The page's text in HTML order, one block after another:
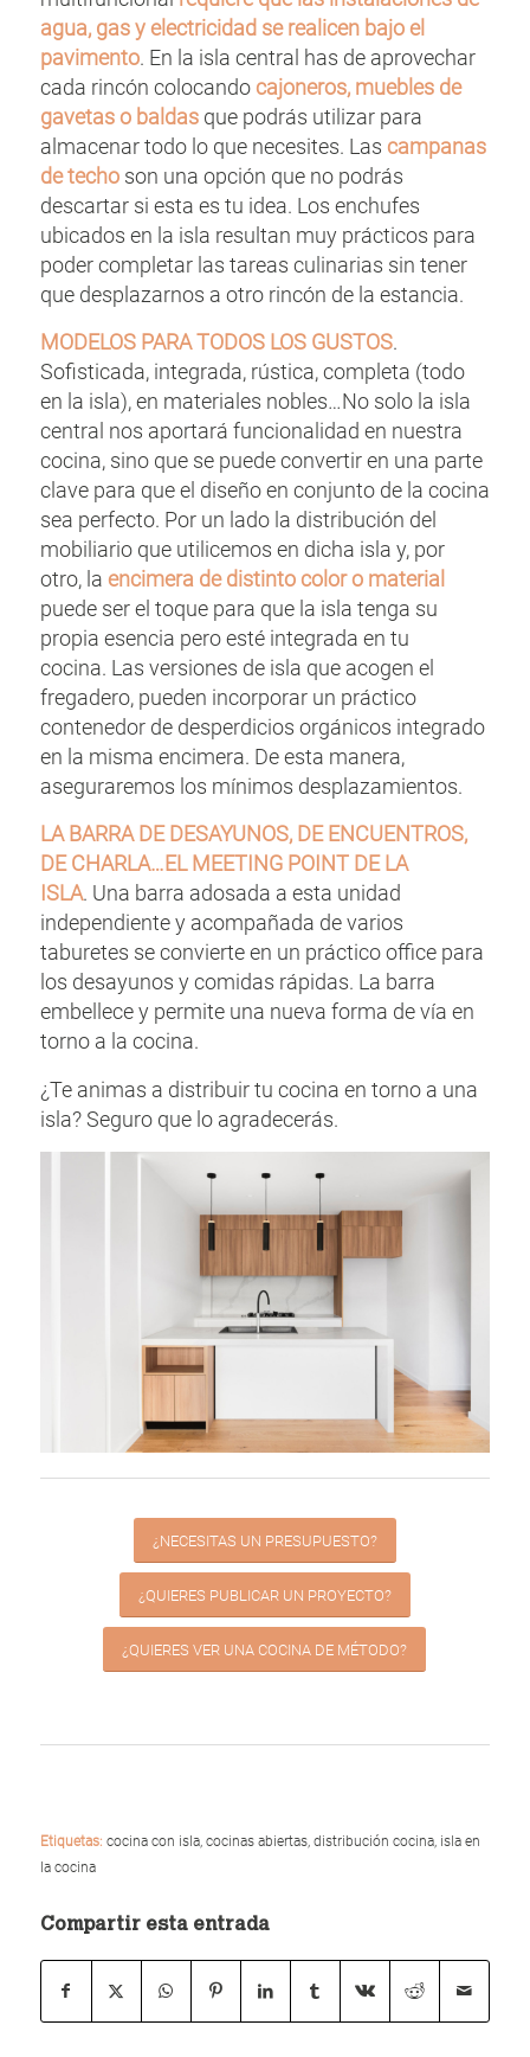
agua, gas y electricidad se realicen bajo el
pavimento. En la isla central has de aprovechar
cada rincón colocando cajoneros, muebles de
gavetas o baldasque podrás utilizar para
almacenar todo lo que necesites. Las campanas
de techoson una opción que no podrás
descartar si esta es tu idea. Los enchufes
ubicados en la isla resultan muy prácticos para
poder completar las tareas culinarias sin tener
que desplazarnos a otro rincón de la estancia.
MODELOS PARA TODOS LOS GUSTOS.
Sofisticada, integrada, rústica, completa (todo
en la isla), en materiales nobles…No solo la isla
central nos aportará funcionalidad en nuestra
cocina, sino que se puede convertir en una parte
clave para que el diseño en conjunto de la cocina
sea perfecto. Por un lado la distribución del
mobiliario que utilicemos en dicha isla y, por
otro, la encimera de distinto color o material
puede ser el toque para que la isla tenga su
propia esencia pero esté integrada en tu
cocina. Las versiones de isla que acogen el
fregadero, pueden incorporar un práctico
contenedor de desperdicios orgánicos integrado
en la misma encimera. De esta manera,
aseguraremos los mínimos desplazamientos.
LA BARRA DE DESAYUNOS, DE ENCUENTROS,
DE CHARLA…EL MEETING POINT DE LA
ISLA. Una barra adosada a esta unidad
independiente y acompañada de varios
taburetes se convierte en un práctico office para
los desayunos y comidas rápidas. La barra
embellece y permite una nueva forma de vía en
torno a la cocina.
¿Te animas a distribuir tu cocina en torno a una
isla? Seguro que lo agradecerás.
¿NECESITAS UN PRESUPUESTO?
¿QUIERES PUBLICAR UN PROYECTO?
¿QUIERES VER UNA COCINA DE MÉTODO?
Etiquetas: cocina con isla, cocinas abiertas, distribución cocina, isla en
la cocina
Compartir esta entrada